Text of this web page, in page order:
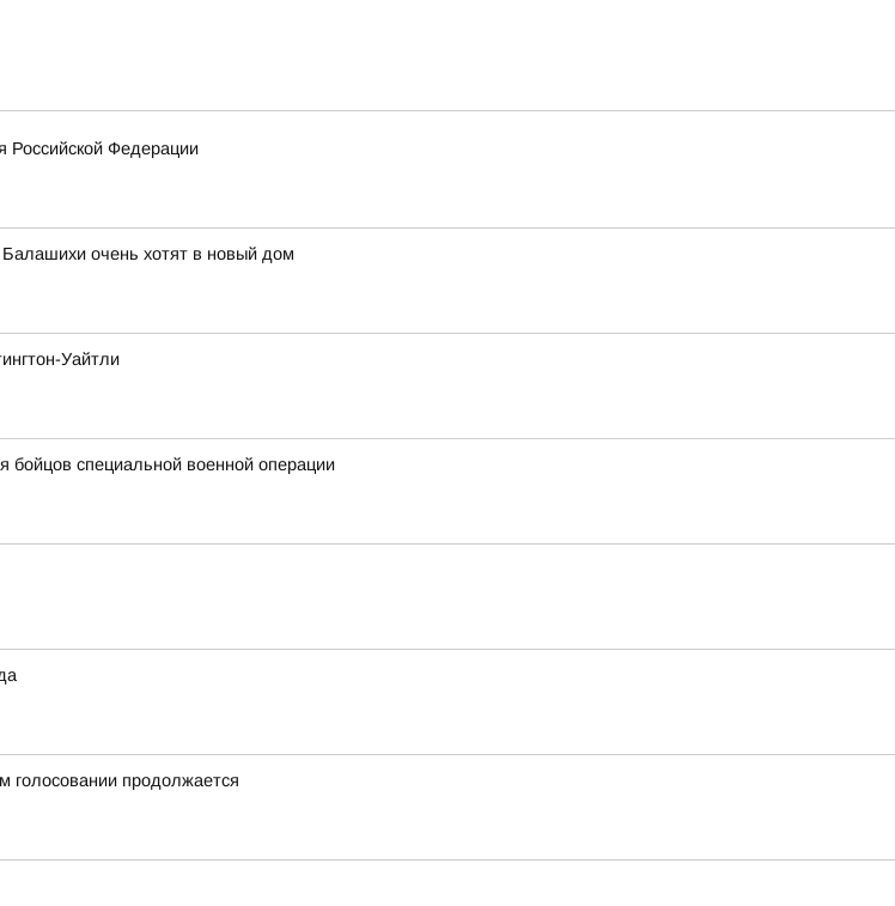
Российской Федерации
очень хотят в новый дом
Уайтли
специальной военной операции
голосовании продолжается